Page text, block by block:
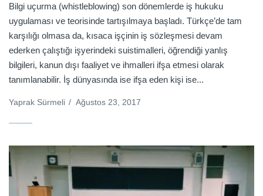
Bilgi uçurma (whistleblowing) son dönemlerde iş hukuku
uygulaması ve teorisinde tartışılmaya başladı. Türkçe’de tam
karşılığı olmasa da, kısaca işçinin iş sözleşmesi devam
ederken çalıştığı işyerindeki suistimalleri, öğrendiği yanlış
bilgileri, kanun dışı faaliyet ve ihmalleri ifşa etmesi olarak
tanımlanabilir. İş dünyasında ise ifşa eden kişi ise...
Yaprak Sürmeli / Ağustos 23, 2017